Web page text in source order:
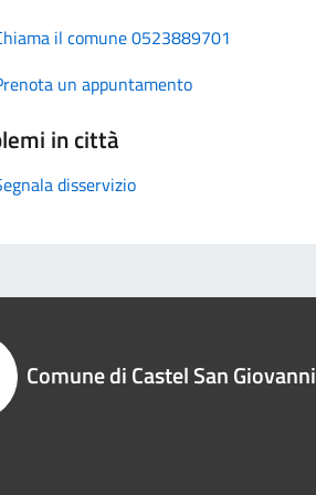
il comune 0523889701
un appuntamento
in città
disservizio
Comune di Castel San Giovanni